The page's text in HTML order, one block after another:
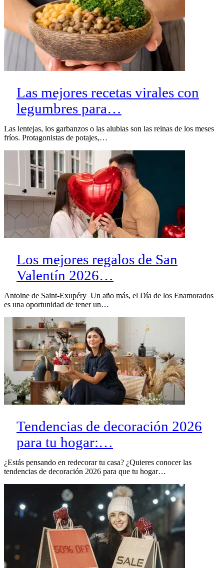
Las mejores recetas virales con
legumbres para…
Las lentejas, los garbanzos o las alubias son las reinas de los meses
fríos. Protagonistas de potajes,…
Los mejores regalos de San
Valentín 2026…
Antoine de Saint-Exupéry Un año más, el Día de los Enamorados
es una oportunidad de tener un…
Tendencias de decoración 2026
para tu hogar:…
¿Estás pensando en redecorar tu casa? ¿Quieres conocer las
tendencias de decoración 2026 para que tu hogar…